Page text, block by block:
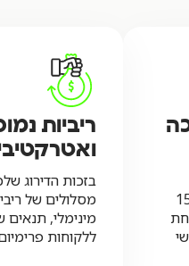
מאוד, לפעמים עד 15
ריביות
בזכות הדירוג
מסלולים של
מינימלי,
ללקוחות